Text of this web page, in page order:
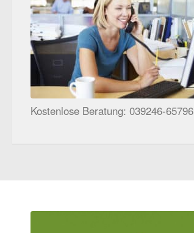
Kostenlose Beratung: 039246-65796